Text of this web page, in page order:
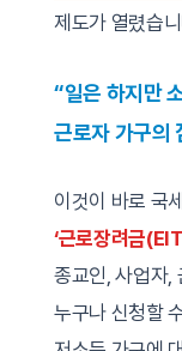
제도가 열렸습
“일은 하지만
근로자 가구의
이것이 바로 국
‘근로장려금
종교인, 사업자,
누구나 신청할